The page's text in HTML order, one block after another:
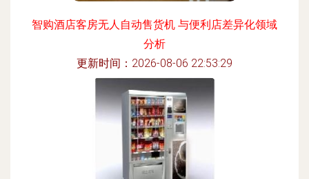
智购酒店客房无人自动售货机 与便利店差异化领域
分析
更新时间：2026-08-06 22:53:29